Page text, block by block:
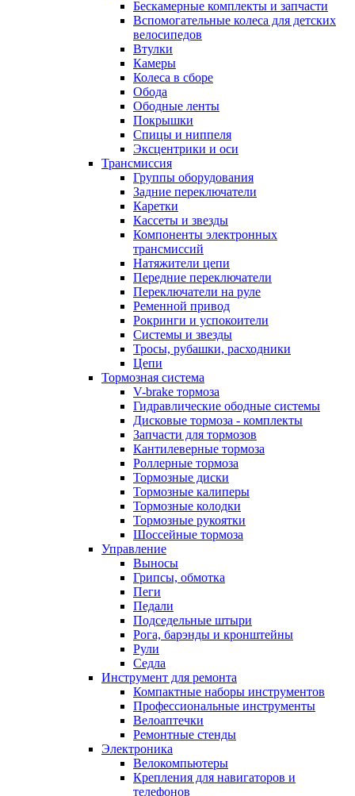
Бескамерные комплекты и запчасти
Вспомогательные колеса для детских
велосипедов
Втулки
Камеры
Колеса в сборе
Обода
Ободные ленты
Покрышки
Спицы и ниппеля
Эксцентрики и оси
Трансмиссия
Группы оборудования
Задние переключатели
Каретки
Кассеты и звезды
Компоненты электронных
трансмиссий
Натяжители цепи
Передние переключатели
Переключатели на руле
Ременной привод
Рокринги и успокоители
Системы и звезды
Тросы, рубашки, расходники
Цепи
Тормозная система
V-brake тормоза
Гидравлические ободные системы
Дисковые тормоза - комплекты
Запчасти для тормозов
Кантилеверные тормоза
Роллерные тормоза
Тормозные диски
Тормозные калиперы
Тормозные колодки
Тормозные рукоятки
Шоссейные тормоза
Управление
Выносы
Грипсы, обмотка
Пеги
Педали
Подседельные штыри
Рога, барэнды и кронштейны
Рули
Седла
Инструмент для ремонта
Компактные наборы инструментов
Профессиональные инструменты
Велоаптечки
Ремонтные стенды
Электроника
Велокомпьютеры
Крепления для навигаторов и
телефонов